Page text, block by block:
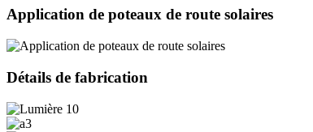
Application de poteaux de route solaires
Détails de fabrication